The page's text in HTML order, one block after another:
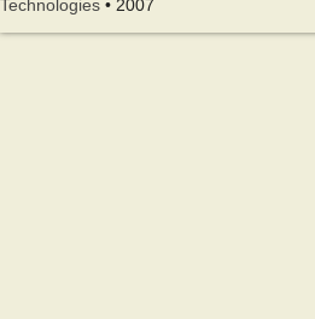
Technologies • 2007